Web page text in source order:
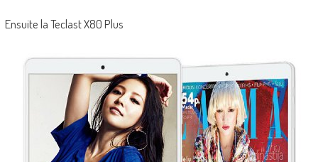
Ensuite la Teclast X80 Plus